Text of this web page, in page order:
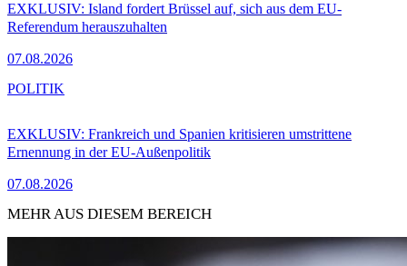
EXKLUSIV: Island fordert Brüssel auf, sich aus dem EU-
Referendum herauszuhalten
07.08.2026
EXKLUSIV: Frankreich und Spanien kritisieren umstrittene
Ernennung in der EU-Außenpolitik
07.08.2026
POLITIK
MEHR AUS DIESEM BEREICH